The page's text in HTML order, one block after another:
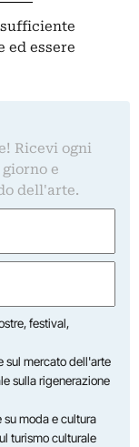
ed essere
Ricevi ogni
e
dell'arte.
festival,
sul mercato dell'arte
sulla rigenerazione
su moda e cultura
turismo culturale